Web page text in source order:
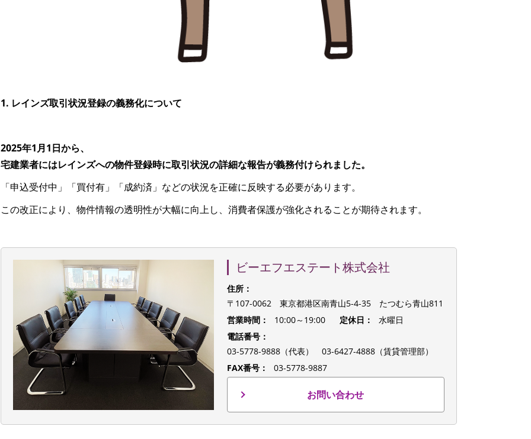
1. レインズ取引状況登録の義務化について
2025年1月1日から、
宅建業者にはレインズへの物件登録時に取引状況の詳細な報告が義務付けられました。
「申込受付中」「買付有」「成約済」などの状況を正確に反映する必要があります。
この改正により、物件情報の透明性が大幅に向上し、消費者保護が強化されることが期待されます。
ビーエフエステート株式会社
住所：
〒107-0062 東京都港区南青山5-4-35 たつむら青山811
営業時間：
10:00～19:00 定休日：
水曜日
電話番号：
03-5778-9888（代表） 03-6427-4888（賃貸管理部）
FAX番号：
03-5778-9887
お問い合わせ